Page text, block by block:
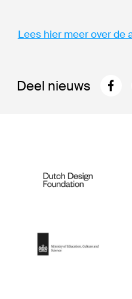
Deel nieuws
Lees hier meer over de